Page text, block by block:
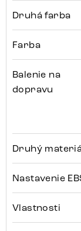
Druhá farba
Farba
Balenie na
dopravu
Druhý
Nastavenie
Vlastnosti